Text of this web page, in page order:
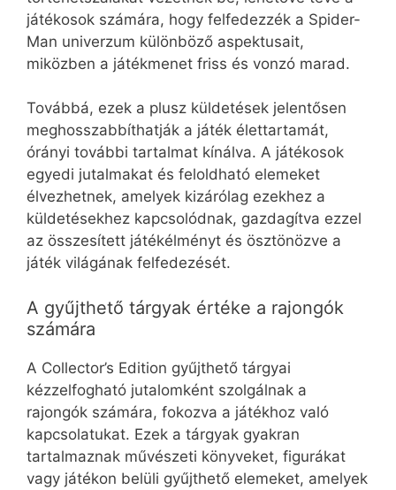
játékosok számára, hogy felfedezzék a Spider-
Man univerzum különböző aspektusait,
miközben a játékmenet friss és vonzó marad.
Továbbá, ezek a plusz küldetések jelentősen
meghosszabbíthatják a játék élettartamát,
órányi további tartalmat kínálva. A játékosok
egyedi jutalmakat és feloldható elemeket
élvezhetnek, amelyek kizárólag ezekhez a
küldetésekhez kapcsolódnak, gazdagítva ezzel
az összesített játékélményt és ösztönözve a
játék világának felfedezését.
A gyűjthető tárgyak értéke a rajongók
számára
A Collector’s Edition gyűjthető tárgyai
kézzelfogható jutalomként szolgálnak a
rajongók számára, fokozva a játékhoz való
kapcsolatukat. Ezek a tárgyak gyakran
tartalmaznak művészeti könyveket, figurákat
vagy játékon belüli gyűjthető elemeket, amelyek